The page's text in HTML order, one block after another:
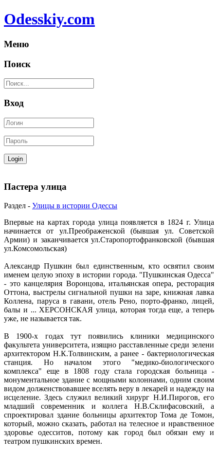
Odesskiy.com
Меню
Поиск
Вход
Пастера улица
Раздел - Улицы в истории Одессы
Впервые на картах города улица появляется в 1824 г. Улица
начинается от ул.Преображенской (бывшая ул. Советской
Армии) и заканчивается ул.Старопортофранковской (бывшая
ул.Комсомольская)
Александр Пушкин был единственным, кто освятил своим
именем целую эпоху в истории города. "Пушкинская Одесса"
- это канцелярия Воронцова, итальянская опера, ресторация
Оттона, выстрелы сигнальной пушки на заре, книжная лавка
Коллена, паруса в гавани, отель Рено, порто-франко, лицей,
балы и ... ХЕРСОНСКАЯ улица, которая тогда еще, а теперь
уже, не называется так.
В 1900-х годах тут появились клиники медицинского
факультета университета, изящно расставленные среди зелени
архитектором Н.К.Толвинским, а ранее - бактериологическая
станция. Но началом этого "медико-биологического
комплекса" еще в 1808 году стала городская больница -
монументальное здание с мощными колоннами, одним своим
видом долженствовавшее вселять веру в лекарей и надежду на
исцеление. Здесь служил великий хирург Н.И.Пирогов, его
младший современник и коллега Н.В.Склифасовский, а
спроектировал здание больницы архитектор Тома де Томон,
который, можно сказать, работал на телесное и нравственное
здоровье одесситов, потому как город был обязан ему и
театром пушкинских времен.